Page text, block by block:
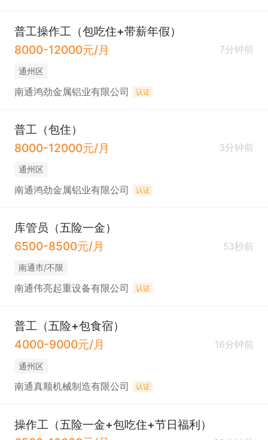
普工操作工（包吃住+带薪年假）
8000-12000元/月
7分钟前
通州区
南通鸿劲金属铝业有限公司 认证
普工（包住）
8000-12000元/月
3分钟前
通州区
南通鸿劲金属铝业有限公司 认证
库管员（五险一金）
6500-8500元/月
53秒前
南通市/不限
南通伟亮起重设备有限公司 认证
普工（五险+包食宿）
4000-9000元/月
16分钟前
通州区
南通真顺机械制造有限公司 认证
操作工（五险一金+包吃住+节日福利）